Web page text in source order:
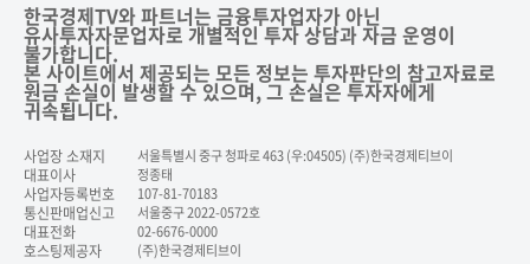
한국경제TV와 파트너는 금융투자업자가 아닌
유사투자자문업자로 개별적인 투자 상담과 자금 운영이
불가합니다.
본 사이트에서 제공되는 모든 정보는 투자판단의 참고자료로
원금 손실이 발생할 수 있으며, 그 손실은 투자자에게
귀속됩니다.
사업장 소재지 서울특별시 중구 청파로 463 (우:04505) (주)한국경제티브이
대표이사 정종태
사업자등록번호 107-81-70183
통신판매업신고 서울중구 2022-0572호
대표전화 02-6676-0000
호스팅제공자 (주)한국경제티브이